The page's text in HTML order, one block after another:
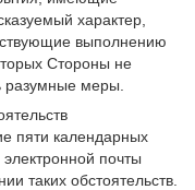
характер,
выполнению
Стороны не
разумные меры.
пяти календарных
почты
таких обстоятельств.